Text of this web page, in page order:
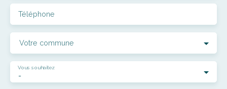
Téléphone
Votre commune
-
Vous souhaitez